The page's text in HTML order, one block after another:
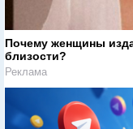
Почему женщины
близости?
Реклама